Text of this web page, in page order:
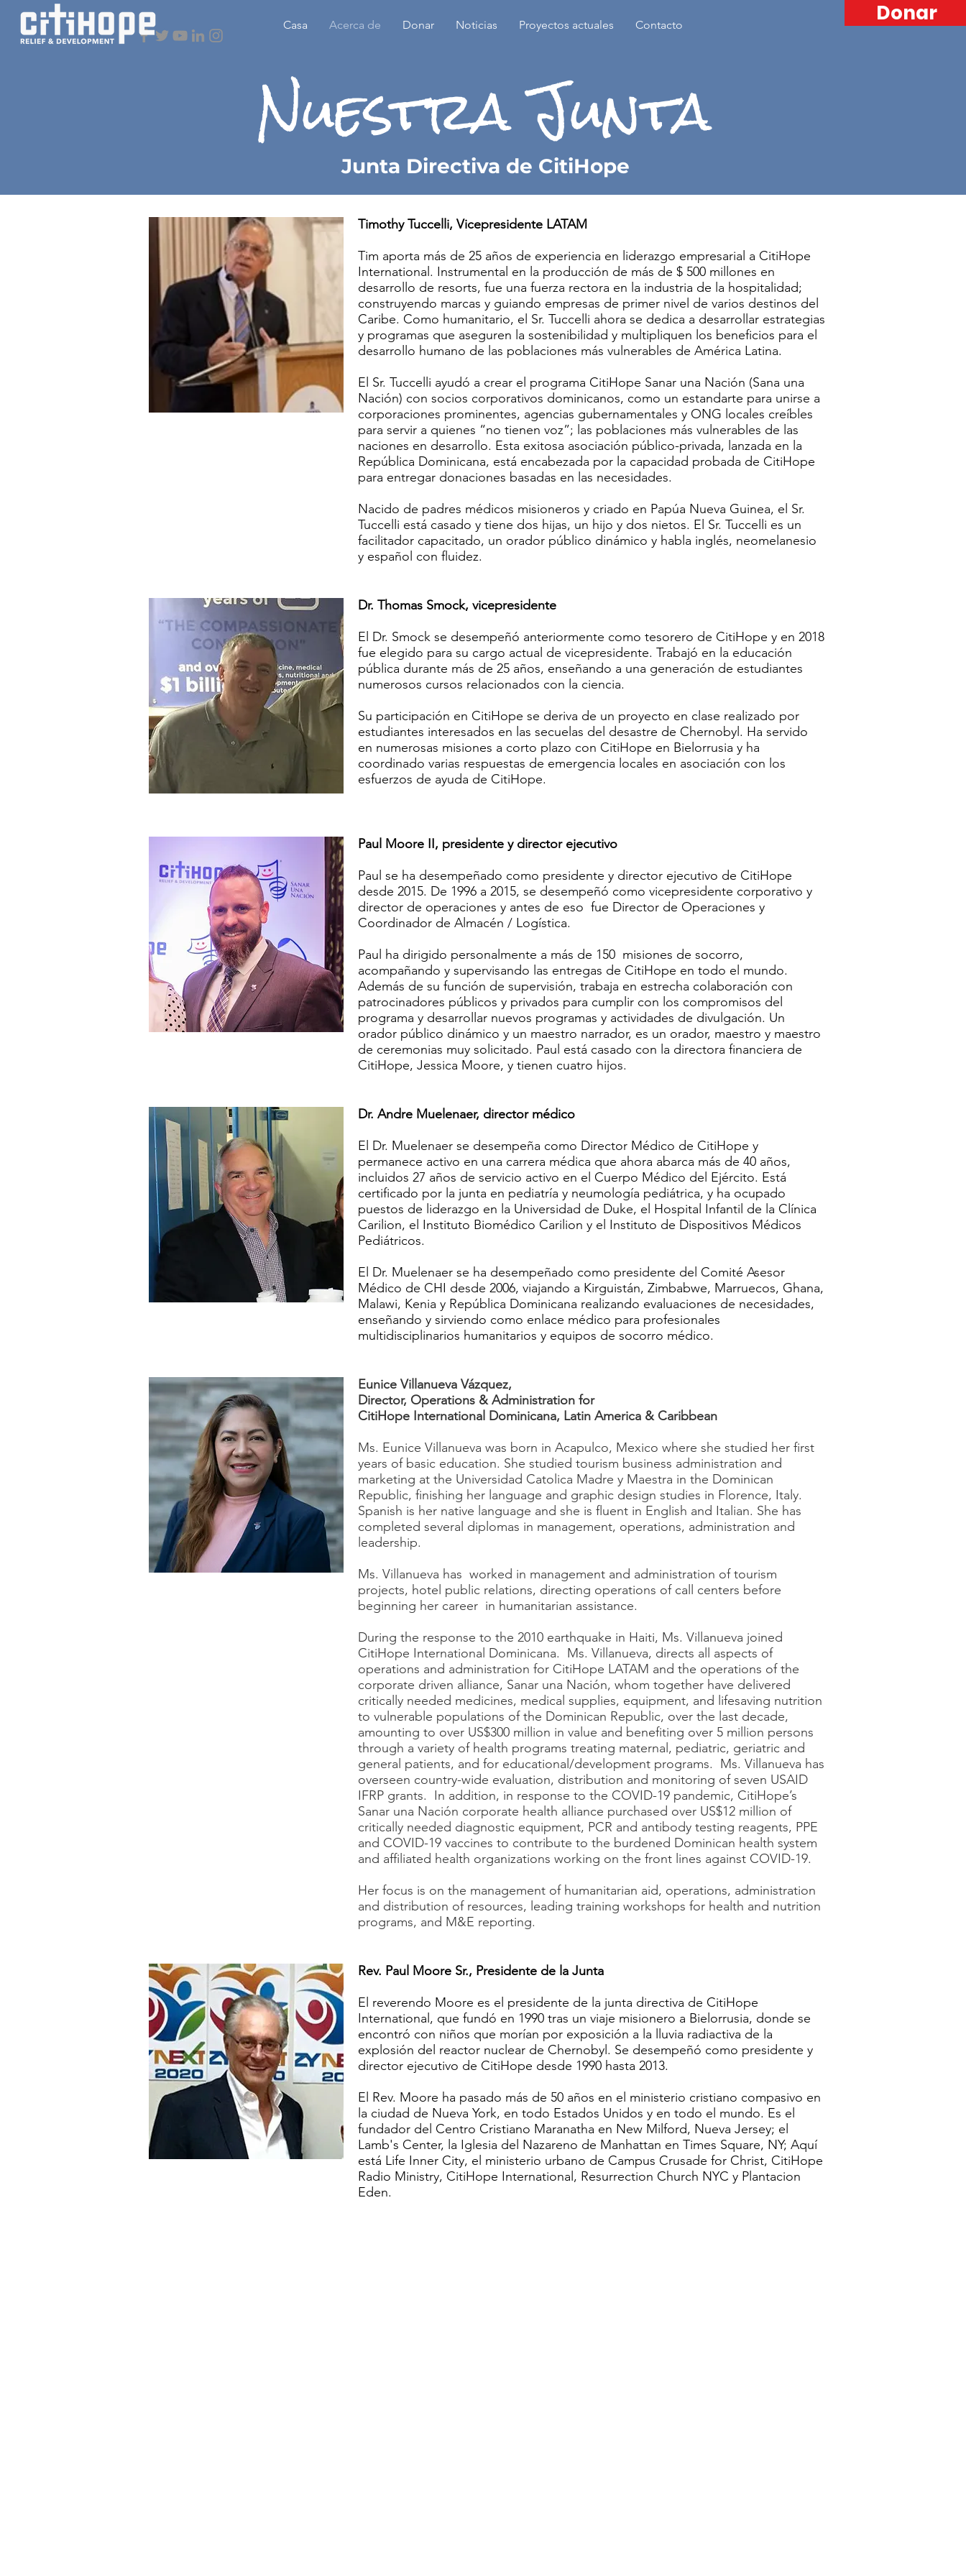
Donar
Casa Acerca de Donar Noticias Proyectos actuales Contacto
Nuestra Junta
Junta Directiva de CitiHope
Timothy Tuccelli, Vicepresidente LATAM
Tim aporta más de 25 años de experiencia en liderazgo empresarial a CitiHope
International. Instrumental en la producción de más de $ 500 millones en
desarrollo de resorts, fue una fuerza rectora en la industria de la hospitalidad;
construyendo marcas y guiando empresas de primer nivel de varios destinos del
Caribe. Como humanitario, el Sr. Tuccelli ahora se dedica a desarrollar estrategias
y programas que aseguren la sostenibilidad y multipliquen los beneficios para el
desarrollo humano de las poblaciones más vulnerables de América Latina.
El Sr. Tuccelli ayudó a crear el programa CitiHope Sanar una Nación (Sana una
Nación) con socios corporativos dominicanos, como un estandarte para unirse a
corporaciones prominentes, agencias gubernamentales y ONG locales creíbles
para servir a quienes “no tienen voz”; las poblaciones más vulnerables de las
naciones en desarrollo. Esta exitosa asociación público-privada, lanzada en la
República Dominicana, está encabezada por la capacidad probada de CitiHope
para entregar donaciones basadas en las necesidades.
Nacido de padres médicos misioneros y criado en Papúa Nueva Guinea, el Sr.
Tuccelli está casado y tiene dos hijas, un hijo y dos nietos. El Sr. Tuccelli es un
facilitador capacitado, un orador público dinámico y habla inglés, neomelanesio
y español con fluidez.
Dr. Thomas Smock, vicepresidente
El Dr. Smock se desempeñó anteriormente como tesorero de CitiHope y en 2018
fue elegido para su cargo actual de vicepresidente. Trabajó en la educación
pública durante más de 25 años, enseñando a una generación de estudiantes
numerosos cursos relacionados con la ciencia.
Su participación en CitiHope se deriva de un proyecto en clase realizado por
estudiantes interesados en las secuelas del desastre de Chernobyl. Ha servido
en numerosas misiones a corto plazo con CitiHope en Bielorrusia y ha
coordinado varias respuestas de emergencia locales en asociación con los
esfuerzos de ayuda de CitiHope.
Paul Moore II, presidente y director ejecutivo
Paul se ha desempeñado como presidente y director ejecutivo de CitiHope
desde 2015. De 1996 a 2015, se desempeñó como vicepresidente corporativo y
director de operaciones y antes de eso fue Director de Operaciones y
Coordinador de Almacén / Logística.
Paul ha dirigido personalmente a más de 150 misiones de socorro,
acompañando y supervisando las entregas de CitiHope en todo el mundo.
Además de su función de supervisión, trabaja en estrecha colaboración con
patrocinadores públicos y privados para cumplir con los compromisos del
programa y desarrollar nuevos programas y actividades de divulgación. Un
orador público dinámico y un maestro narrador, es un orador, maestro y maestro
de ceremonias muy solicitado. Paul está casado con la directora financiera de
CitiHope, Jessica Moore, y tienen cuatro hijos.
Dr. Andre Muelenaer, director médico
El Dr. Muelenaer se desempeña como Director Médico de CitiHope y
permanece activo en una carrera médica que ahora abarca más de 40 años,
incluidos 27 años de servicio activo en el Cuerpo Médico del Ejército. Está
certificado por la junta en pediatría y neumología pediátrica, y ha ocupado
puestos de liderazgo en la Universidad de Duke, el Hospital Infantil de la Clínica
Carilion, el Instituto Biomédico Carilion y el Instituto de Dispositivos Médicos
Pediátricos.
El Dr. Muelenaer se ha desempeñado como presidente del Comité Asesor
Médico de CHI desde 2006, viajando a Kirguistán, Zimbabwe, Marruecos, Ghana,
Malawi, Kenia y República Dominicana realizando evaluaciones de necesidades,
enseñando y sirviendo como enlace médico para profesionales
multidisciplinarios humanitarios y equipos de socorro médico.
Eunice Villanueva Vázquez,
Director, Operations & Administration for
CitiHope International Dominicana, Latin America & Caribbean
Ms. Eunice Villanueva was born in Acapulco, Mexico where she studied her first
years of basic education. She studied tourism business administration and
marketing at the Universidad Catolica Madre y Maestra in the Dominican
Republic, finishing her language and graphic design studies in Florence, Italy.
Spanish is her native language and she is fluent in English and Italian. She has
completed several diplomas in management, operations, administration and
leadership.
Ms. Villanueva has worked in management and administration of tourism
projects, hotel public relations, directing operations of call centers before
beginning her career in humanitarian assistance.
During the response to the 2010 earthquake in Haiti, Ms. Villanueva joined
CitiHope International Dominicana. Ms. Villanueva, directs all aspects of
operations and administration for CitiHope LATAM and the operations of the
corporate driven alliance, Sanar una Nación, whom together have delivered
critically needed medicines, medical supplies, equipment, and lifesaving nutrition
to vulnerable populations of the Dominican Republic, over the last decade,
amounting to over US$300 million in value and benefiting over 5 million persons
through a variety of health programs treating maternal, pediatric, geriatric and
general patients, and for educational/development programs. Ms. Villanueva has
overseen country-wide evaluation, distribution and monitoring of seven USAID
IFRP grants. In addition, in response to the COVID-19 pandemic, CitiHope’s
Sanar una Nación corporate health alliance purchased over US$12 million of
critically needed diagnostic equipment, PCR and antibody testing reagents, PPE
and COVID-19 vaccines to contribute to the burdened Dominican health system
and affiliated health organizations working on the front lines against COVID-19.
Her focus is on the management of humanitarian aid, operations, administration
and distribution of resources, leading training workshops for health and nutrition
programs, and M&E reporting.
Rev. Paul Moore Sr., Presidente de la Junta
El reverendo Moore es el presidente de la junta directiva de CitiHope
International, que fundó en 1990 tras un viaje misionero a Bielorrusia, donde se
encontró con niños que morían por exposición a la lluvia radiactiva de la
explosión del reactor nuclear de Chernobyl. Se desempeñó como presidente y
director ejecutivo de CitiHope desde 1990 hasta 2013.
El Rev. Moore ha pasado más de 50 años en el ministerio cristiano compasivo en
la ciudad de Nueva York, en todo Estados Unidos y en todo el mundo. Es el
fundador del Centro Cristiano Maranatha en New Milford, Nueva Jersey; el
Lamb's Center, la Iglesia del Nazareno de Manhattan en Times Square, NY; Aquí
está Life Inner City, el ministerio urbano de Campus Crusade for Christ, CitiHope
Radio Ministry, CitiHope International, Resurrection Church NYC y Plantacion
Eden.